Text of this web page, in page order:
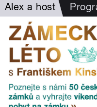
Alex a host